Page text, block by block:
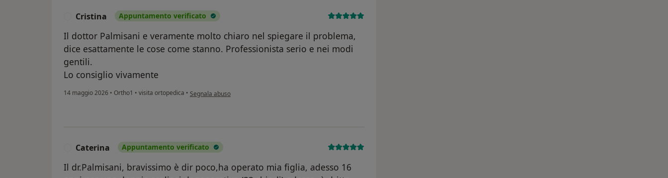
Cristina Appuntamento verificato
Il dottor Palmisani e veramente molto chiaro nel spiegare il problema,
dice esattamente le cose come stanno. Professionista serio e nei modi
gentili.
Lo consiglio vivamente
14 maggio 2026 • Ortho1 • visita ortopedica • secondo l'opinione dell'utente Cristina
Segnala abuso
Caterina Appuntamento verificato
Il dr.Palmisani, bravissimo è dir poco,ha operato mia figlia, adesso 16